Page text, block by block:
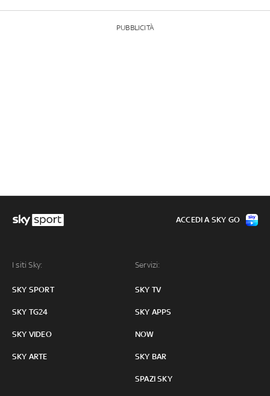
PUBBLICITÀ
I siti Sky:
SKY SPORT
SKY TG24
SKY VIDEO
SKY ARTE
Servizi:
SKY TV
SKY APPS
NOW
SKY BAR
SPAZI SKY
ACCEDI A SKY GO